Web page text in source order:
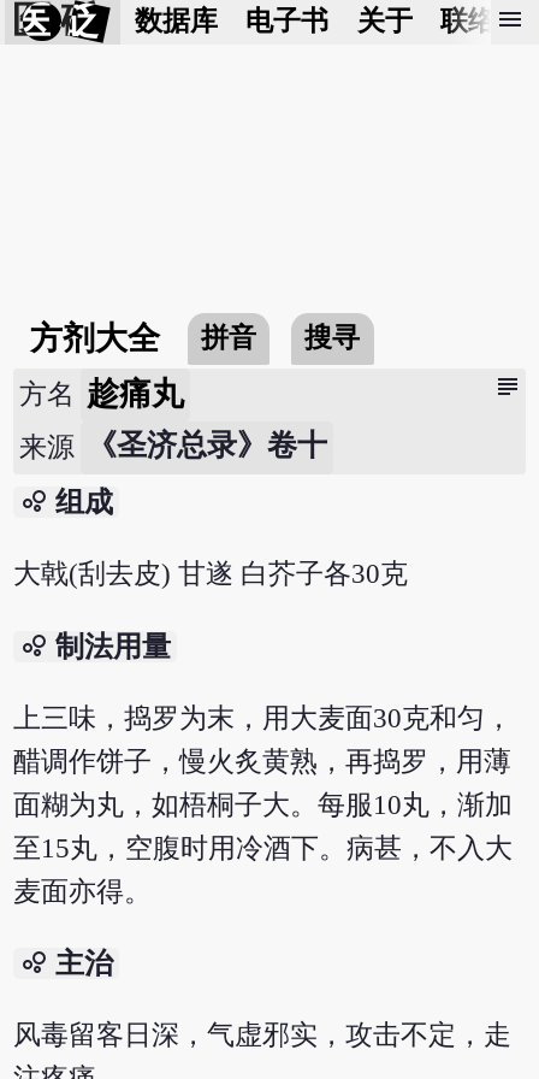
医 砭 数据库 电子书 关于 联络我
menu
方剂大全 拼音 搜寻
subject
方名 趁痛丸
来源 《圣济总录》卷十
bubble_chart 组成
大戟(刮去皮) 甘遂 白芥子各30克
bubble_chart 制法用量
上三味，捣罗为末，用大麦面30克和匀，
醋调作饼子，慢火炙黄熟，再捣罗，用薄
面糊为丸，如梧桐子大。每服10丸，渐加
至15丸，空腹时用冷酒下。病甚，不入大
麦面亦得。
bubble_chart 主治
风毒留客日深，气虚邪实，攻击不定，走